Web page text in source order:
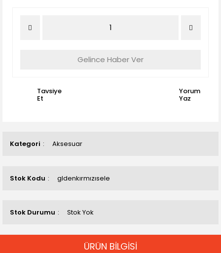
Kategori Aksesuar
Stok Kodu gldenkırmızısele
Stok Durumu Stok Yok
Gelince Haber Ver
Tavsiye
Et
Yorum
Yaz
ÜRÜN BİLGİSİ